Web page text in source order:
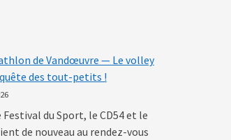
de Vandœuvre — Le volley
des tout-petits !
Festival du Sport, le CD54 et le
de nouveau au rendez-vous